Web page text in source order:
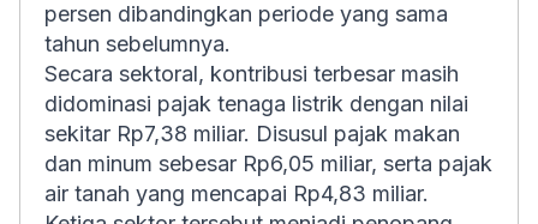
persen dibandingkan periode yang sama
tahun sebelumnya.
Secara sektoral, kontribusi terbesar masih
didominasi pajak tenaga listrik dengan nilai
sekitar Rp7,38 miliar. Disusul pajak makan
dan minum sebesar Rp6,05 miliar, serta pajak
air tanah yang mencapai Rp4,83 miliar.